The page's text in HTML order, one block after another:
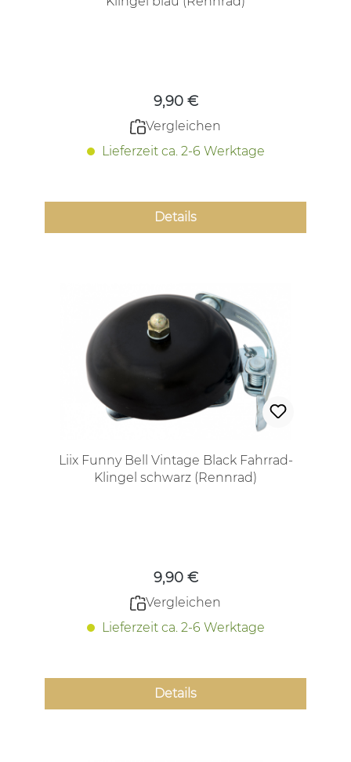
9,90 €
Vergleichen
Lieferzeit ca. 2-6 Werktage
Details
Liix Funny Bell Vintage Black Fahrrad-
Klingel schwarz (Rennrad)
9,90 €
Vergleichen
Lieferzeit ca. 2-6 Werktage
Details